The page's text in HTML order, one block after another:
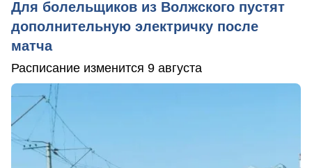
Для болельщиков из Волжского пустят
дополнительную электричку после
матча
Расписание изменится 9 августа